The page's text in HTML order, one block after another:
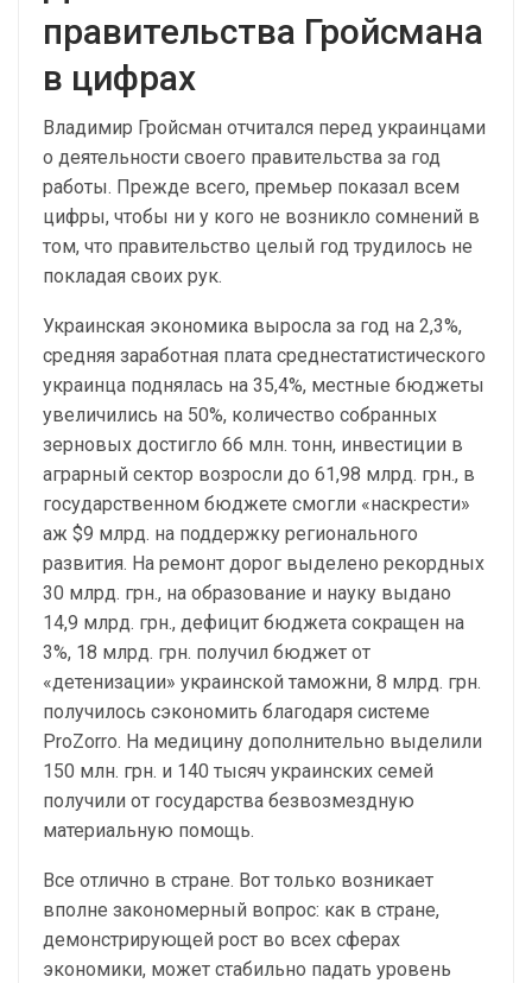
правительства Гройсмана
в цифрах
Владимир Гройсман отчитался перед украинцами
о деятельности своего правительства за год
работы. Прежде всего, премьер показал всем
цифры, чтобы ни у кого не возникло сомнений в
том, что правительство целый год трудилось не
покладая своих рук.
Украинская экономика выросла за год на 2,3%,
средняя заработная плата среднестатистического
украинца поднялась на 35,4%, местные бюджеты
увеличились на 50%, количество собранных
зерновых достигло 66 млн. тонн, инвестиции в
аграрный сектор возросли до 61,98 млрд. грн., в
государственном бюджете смогли «наскрести»
аж $9 млрд. на поддержку регионального
развития. На ремонт дорог выделено рекордных
30 млрд. грн., на образование и науку выдано
14,9 млрд. грн., дефицит бюджета сокращен на
3%, 18 млрд. грн. получил бюджет от
«детенизации» украинской таможни, 8 млрд. грн.
получилось сэкономить благодаря системе
ProZorro. На медицину дополнительно выделили
150 млн. грн. и 140 тысяч украинских семей
получили от государства безвозмездную
материальную помощь.
Все отлично в стране. Вот только возникает
вполне закономерный вопрос: как в стране,
демонстрирующей рост во всех сферах
экономики, может стабильно падать уровень